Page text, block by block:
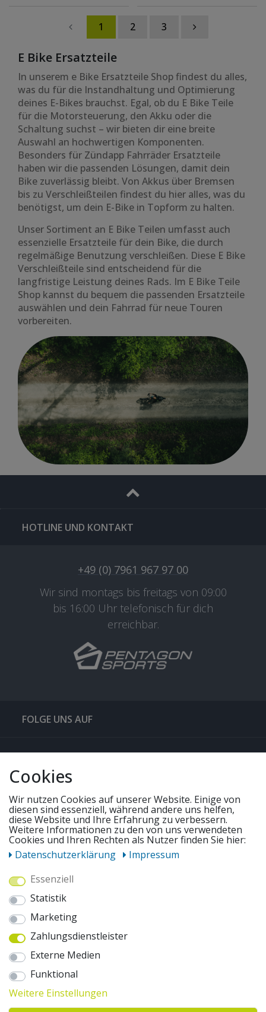
1 2 3
E Bike Ersatzteile
In unserem e Bike Ersatzteile Shop findest du alles,
was du für die Instandhaltung und Optimierung
deines E-Bikes brauchst. Egal, ob du E Bike Teile
für die Motorsteuerung, den Akku oder die
Schaltung suchst – wir bieten dir eine breite
Auswahl an hochwertigen Komponenten.
Besonders für Zündapp Fahrräder Ersatzteile
haben wir die passenden Lösungen, damit dein
Bike zuverlässig bleibt. Von Akkus über Bremsen
bis zu Verschleißteilen findest du hier alles, was du
benötigst, um dein E-Bike in Topform zu halten.
Unser Sortiment an E Bike Teilen umfasst auch
essenzielle Ersatzteile für dein Bike, die durch
regelmäßige Benutzung verschleißen. Diese E Bike
Verschleißteile sind entscheidend für die
langfristige Leistung deines Rads. Im E Bike Teile
Shop kannst du bequem die passenden Ersatzteile
auswählen und dein Fahrrad für neue Touren
vorbereiten.
HOTLINE UND KONTAKT
+49 (0) 7961 967 97 00
Wir sind montags bis freitags von 09:00
bis 16:00 Uhr telefonisch für dich
erreichbar.
FOLGE UNS AUF
QUICKLINKS & TIPPS
UNSERE ANGEBOTE
WIR VERSENDEN MIT
AUSZEICHNUNGEN & SICHERHEIT
© 2026 pentagonsports.de
Pentagon Sports GmbH & Co. KG
Daten­schutz­erklärung
Cookies
Wir nutzen Cookies auf unserer Website. Einige von
diesen sind essenziell, während andere uns helfen,
diese Website und Ihre Erfahrung zu verbessern.
Weitere Informationen zu den von uns verwendeten
Cookies und Ihren Rechten als Nutzer finden Sie hier:
Daten­schutz­erklärung
Impressum
Essenziell
Statistik
Marketing
Zahlungsdienstleister
Externe Medien
Funktional
Weitere Einstellungen